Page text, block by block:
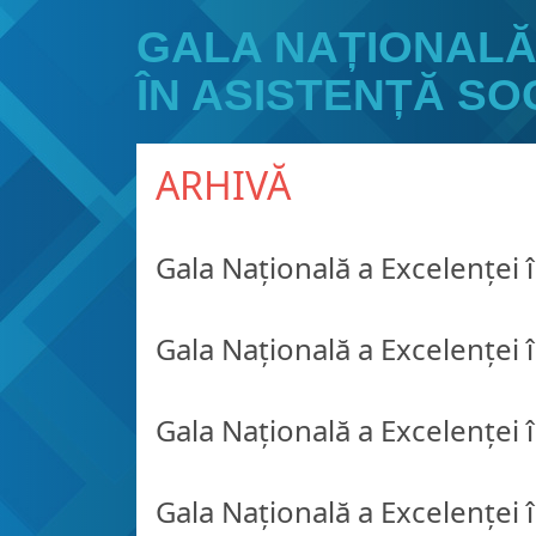
GALA
ÎN ASISTENȚĂ
ARHIVĂ
Gala Națională a Excelenței
Gala Națională a Excelenței
Gala Națională a Excelenței
Gala Națională a Excelenței